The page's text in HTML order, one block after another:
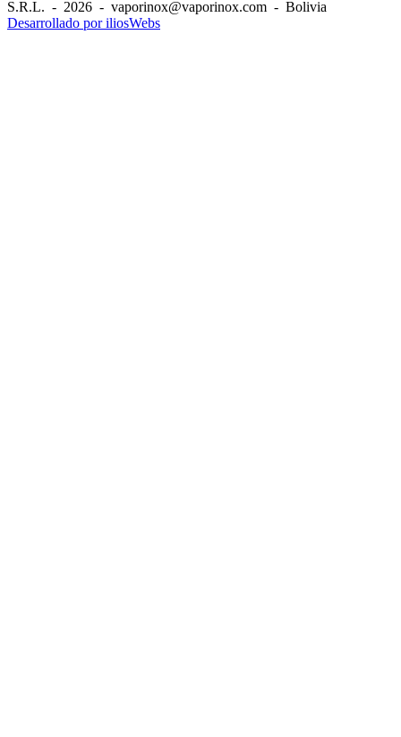
S.R.L. - 2026 - vaporinox@vaporinox.com - Bolivia
Desarrollado por iliosWebs